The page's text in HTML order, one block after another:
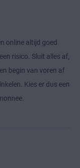
online altijd goed
risico. Sluit alles af,
begin van voren af
Kies er dus een